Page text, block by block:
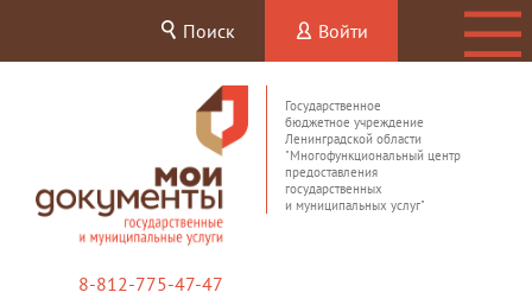
Поиск Войти
Государственное
бюджетное учреждение
Ленинградской области
"Многофункциональный центр
предоставления
государственных
и муниципальных услуг"
8-812-775-47-47